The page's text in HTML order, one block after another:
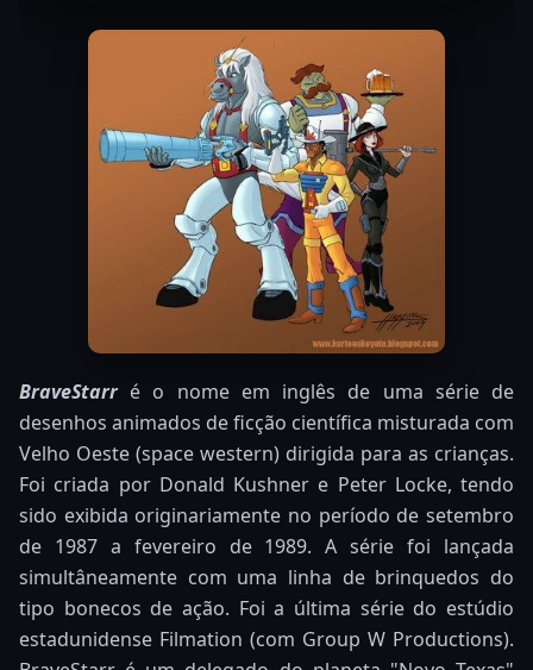
BraveStarré o nome em inglês de uma série de
desenhos animados de ficção científica misturada com
Velho Oeste (space western) dirigida para as crianças.
Foi criada por Donald Kushner e Peter Locke, tendo
sido exibida originariamente no período de setembro
de 1987 a fevereiro de 1989. A série foi lançada
simultâneamente com uma linha de brinquedos do
tipo bonecos de ação. Foi a última série do estúdio
estadunidense Filmation (com Group W Productions).